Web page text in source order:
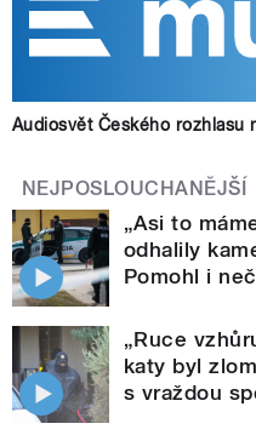
Audiosvět Českého rozhlasu
NEJPOSLOUCHANĚJŠÍ
„Asi to
odhalily
Pomohl i
„Ruce
katy byl
s vraždou